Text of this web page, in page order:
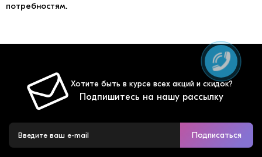
потребностям.
Хотите быть в курсе всех акций и скидок?
Подпишитесь на нашу рассылку
Подписаться